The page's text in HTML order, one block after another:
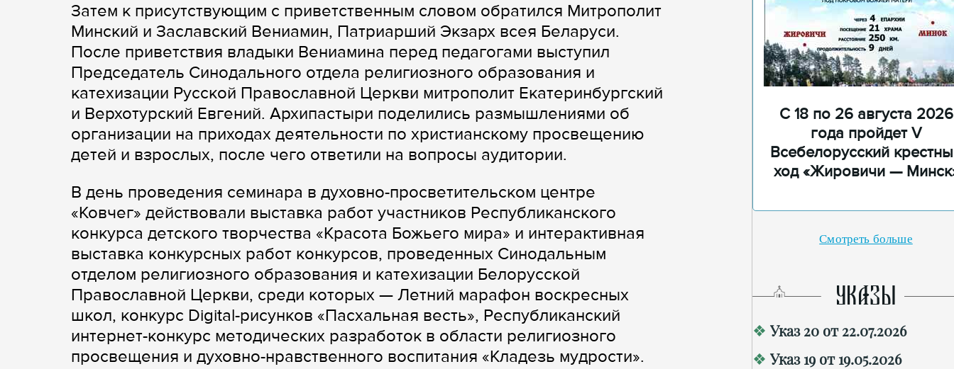
Затем к присутствующим с приветственным словом обратился Митрополит
Минский и Заславский Вениамин, Патриарший Экзарх всея Беларуси.
После приветствия владыки Вениамина перед педагогами выступил
Председатель Синодального отдела религиозного образования и
катехизации Русской Православной Церкви митрополит Екатеринбургский
и Верхотурский Евгений. Архипастыри поделились размышлениями об
организации на приходах деятельности по христианскому просвещению
детей и взрослых, после чего ответили на вопросы аудитории.
В день проведения семинара в духовно-просветительском центре
«Ковчег» действовали выставка работ участников Республиканского
конкурса детского творчества «Красота Божьего мира» и интерактивная
выставка конкурсных работ конкурсов, проведенных Синодальным
отделом религиозного образования и катехизации Белорусской
Православной Церкви, среди которых — Летний марафон воскресных
школ, конкурс Digital-рисунков «Пасхальная весть», Республиканский
интернет-конкурс методических разработок в области религиозного
просвещения и духовно-нравственного воспитания «Кладезь мудрости».
С 18 по 26 августа 2026
года пройдет V
Всебелорусский
ход «Жировичи —
Смотреть больше
УКАЗЫ
Указ 20 от 22.07.2026
Указ 19 от 19.05.2026